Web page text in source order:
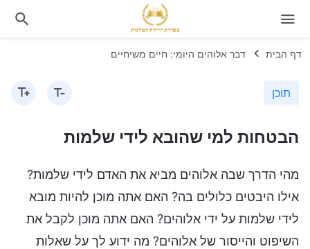
דף הבית דבר אלוהים היומי: חיים משיחיים
תוכן
הבטחות למי שהובא לידי שלמות
מהי הדרך שבה אלוהים מביא את האדם לידי שלמות?
אילו היבטים כלולים בה? האם אתה מוכן להיות מובא
לידי שלמות על ידי אלוהים? האם אתה מוכן לקבל את
השיפוט והייסור של אלוהים? מה ידוע לך על שאלות